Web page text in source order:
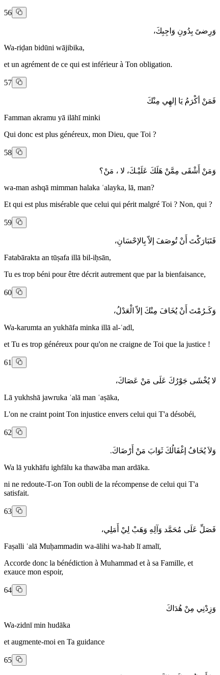
56
وَرِضىً بِدُونِ وَاجِبِكَ،
Wa-riḍan bidūni wājibika,
et un agrément de ce qui est inférieur à Ton obligation.
57
فَمَنْ أكْرَمُ يَا إلهِي مِنْكَ
Famman akramu yā ilāhī minki
Qui donc est plus généreux, mon Dieu, que Toi ?
58
وَمَنْ أَشْقَى مِمَّنْ هَلَكَ عَلَيْـكَ، لا ، مَنْ؟
wa-man ashqā mimman halaka ʿalayka, lā, man?
Et qui est plus misérable que celui qui périt malgré Toi ? Non, qui ?
59
فَتَبَارَكْتَ أَنْ تُوصَفَ إلاّ بِالإحْسَانِ،
Fatabārakta an tūṣafa illā bil-iḥsān,
Tu es trop béni pour être décrit autrement que par la bienfaisance,
60
وَكَـرُمْتَ أَنْ يُخَافَ مِنْكَ إلاّ الْعَدْلُ،
Wa-karumta an yukhāfa minka illā al-ʿadl,
et Tu es trop généreux pour qu'on ne craigne de Toi que la justice !
61
لا يُخْشَى جَوْرُكَ عَلَى مَنْ عَصَاكَ،
Lā yukhshā jawruka ʿalā man ʿaṣāka,
L'on ne craint point Ton injustice envers celui qui T'a désobéi,
62
وَلاَ يُخَافُ إغْفَالُكَ ثَوَابَ مَنْ أَرْضَاكَ.
Wa lā yukhāfu ighfālu ka thawāba man ardāka.
ni ne redoute-T-on Ton oubli de la récompense de celui qui T'a
satisfait.
63
فَصَلِّ عَلَى مُحَمَّد وَآلِهِ وَهَبْ لِيْ أَمَلِي،
Faṣalli ʿalā Muḥammadin wa-ālihi wa-hab lī amalī,
Accorde donc la bénédiction à Muhammad et à sa Famille, et
exauce mon espoir,
64
وَزِدْنِي مِنْ هُدَاكَ
Wa-zidnī min hudāka
et augmente-moi en Ta guidance
65